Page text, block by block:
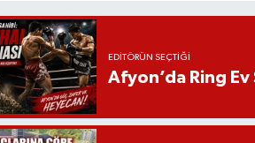
EDITÖRÜN SEÇTIĞI
Afyon’da Ring